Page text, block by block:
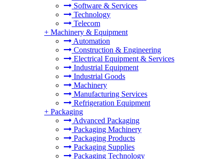
Software & Services
Technology
Telecom
+ Machinery & Equipment
Automation
Construction & Engineering
Electrical Equipment & Services
Industrial Equipment
Industrial Goods
Machinery
Manufacturing Services
Refrigeration Equipment
+ Packaging
Advanced Packaging
Packaging Machinery
Packaging Products
Packaging Supplies
Packaging Technology